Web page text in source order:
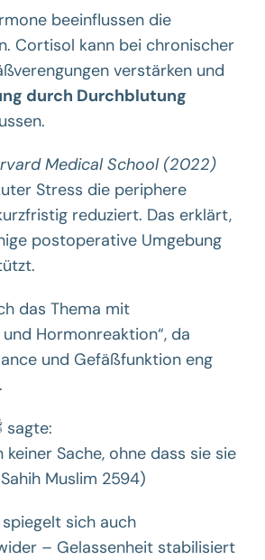
beeinflussen die
Cortisol kann bei chronischer
verstärken und
durch Durchblutung
Medical School (2022)
Stress die periphere
reduziert. Das erklärt,
postoperative Umgebung
das Thema mit
Hormonreaktion“, da
und Gefäßfunktion eng
Der Prophet ﷺ sagte:
keiner Sache, ohne dass sie sie
Sahih Muslim 2594)
sich auch
– Gelassenheit stabilisiert